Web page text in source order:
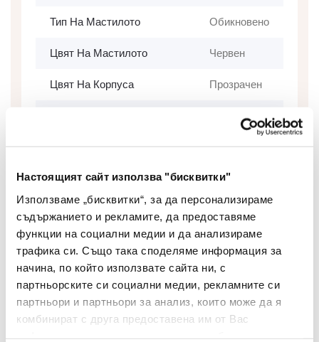
Настоящият сайт използва "бисквитки"
Използваме „бисквитки“, за да персонализираме
съдържанието и рекламите, да предоставяме
функции на социални медии и да анализираме
трафика си. Също така споделяме информация за
начина, по който използвате сайта ни, с
партньорските си социални медии, рекламните си
партньори и партньори за анализ, които може да я
комбинират с друга предоставена им от Вас
Тип На Мастилото Обикновено
Цвят На Мастилото Червен
Цвят На Корпуса Прозрачен
Сменяем Пълнител Не
Изтриваемо Мастило
Брой В Опаковка 50
Вид Химикалка
Двувърх Не